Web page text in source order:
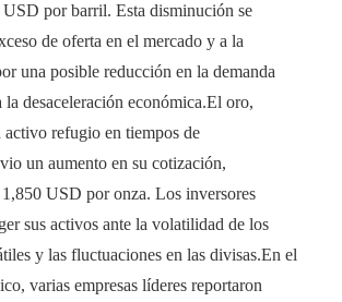
USD por barril. Esta disminución se
de oferta en el mercado y a la
una posible reducción en la demanda
la desaceleración económica.El oro,
activo refugio en tiempos de
un aumento en su cotización,
USD por onza. Los inversores
sus activos ante la volatilidad de los
y las fluctuaciones en las divisas.En el
varias empresas líderes reportaron